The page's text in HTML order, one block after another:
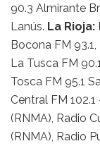
90.3 Almirante
Lanús. La Rioja:
Bocona FM
La Tusca FM
Tosca FM 95.1
Central FM 102.1
(RNMA), Radio
(RNMA), Radio